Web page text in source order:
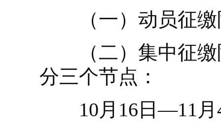
（一）动员征缴
（二）集中征缴
分三个节点：
10月16日—11月4